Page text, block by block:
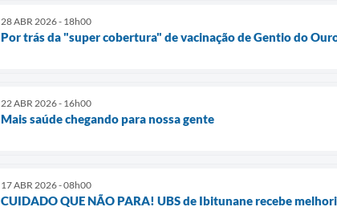
28 ABR 2026 - 18h00
Por trás da "super cobertura" de vacinação de Gentio do
22 ABR 2026 - 16h00
Mais saúde chegando para nossa gente
17 ABR 2026 - 08h00
CUIDADO QUE NÃO PARA! UBS de Ibitunane recebe